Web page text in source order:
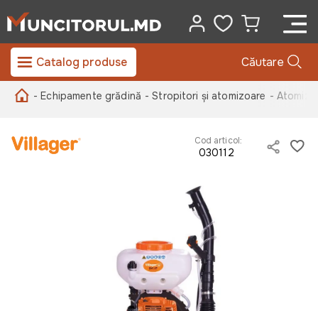
Catalog produse Căutare
- Echipamente grădină - Stropitori și atomizoare -
Cod articol:
030112